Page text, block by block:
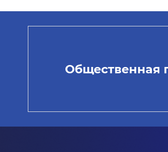
Общественная